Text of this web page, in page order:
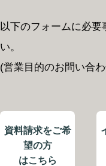
ボタニカル
パートナーズ
以下のフォームに必要
い。
(営業目的のお問い合
資料請求をご希
望の方
はこちら